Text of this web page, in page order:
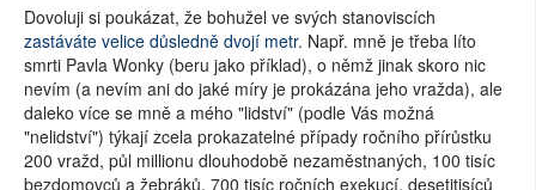
Dovoluji si poukázat, že bohužel ve svých stanoviscích
zastáváte velice důsledně dvojí metr. Např. mně je třeba líto
smrti Pavla Wonky (beru jako příklad), o němž jinak skoro nic
nevím (a nevím ani do jaké míry je prokázána jeho vražda), ale
daleko více se mně a mého "lidství" (podle Vás možná
"nelidství") týkají zcela prokazatelné případy ročního přírůstku
200 vražd, půl millionu dlouhodobě nezaměstnaných, 100 tisíc
bezdomovců a žebráků, 700 tisíc ročních exekucí, desetitisíců